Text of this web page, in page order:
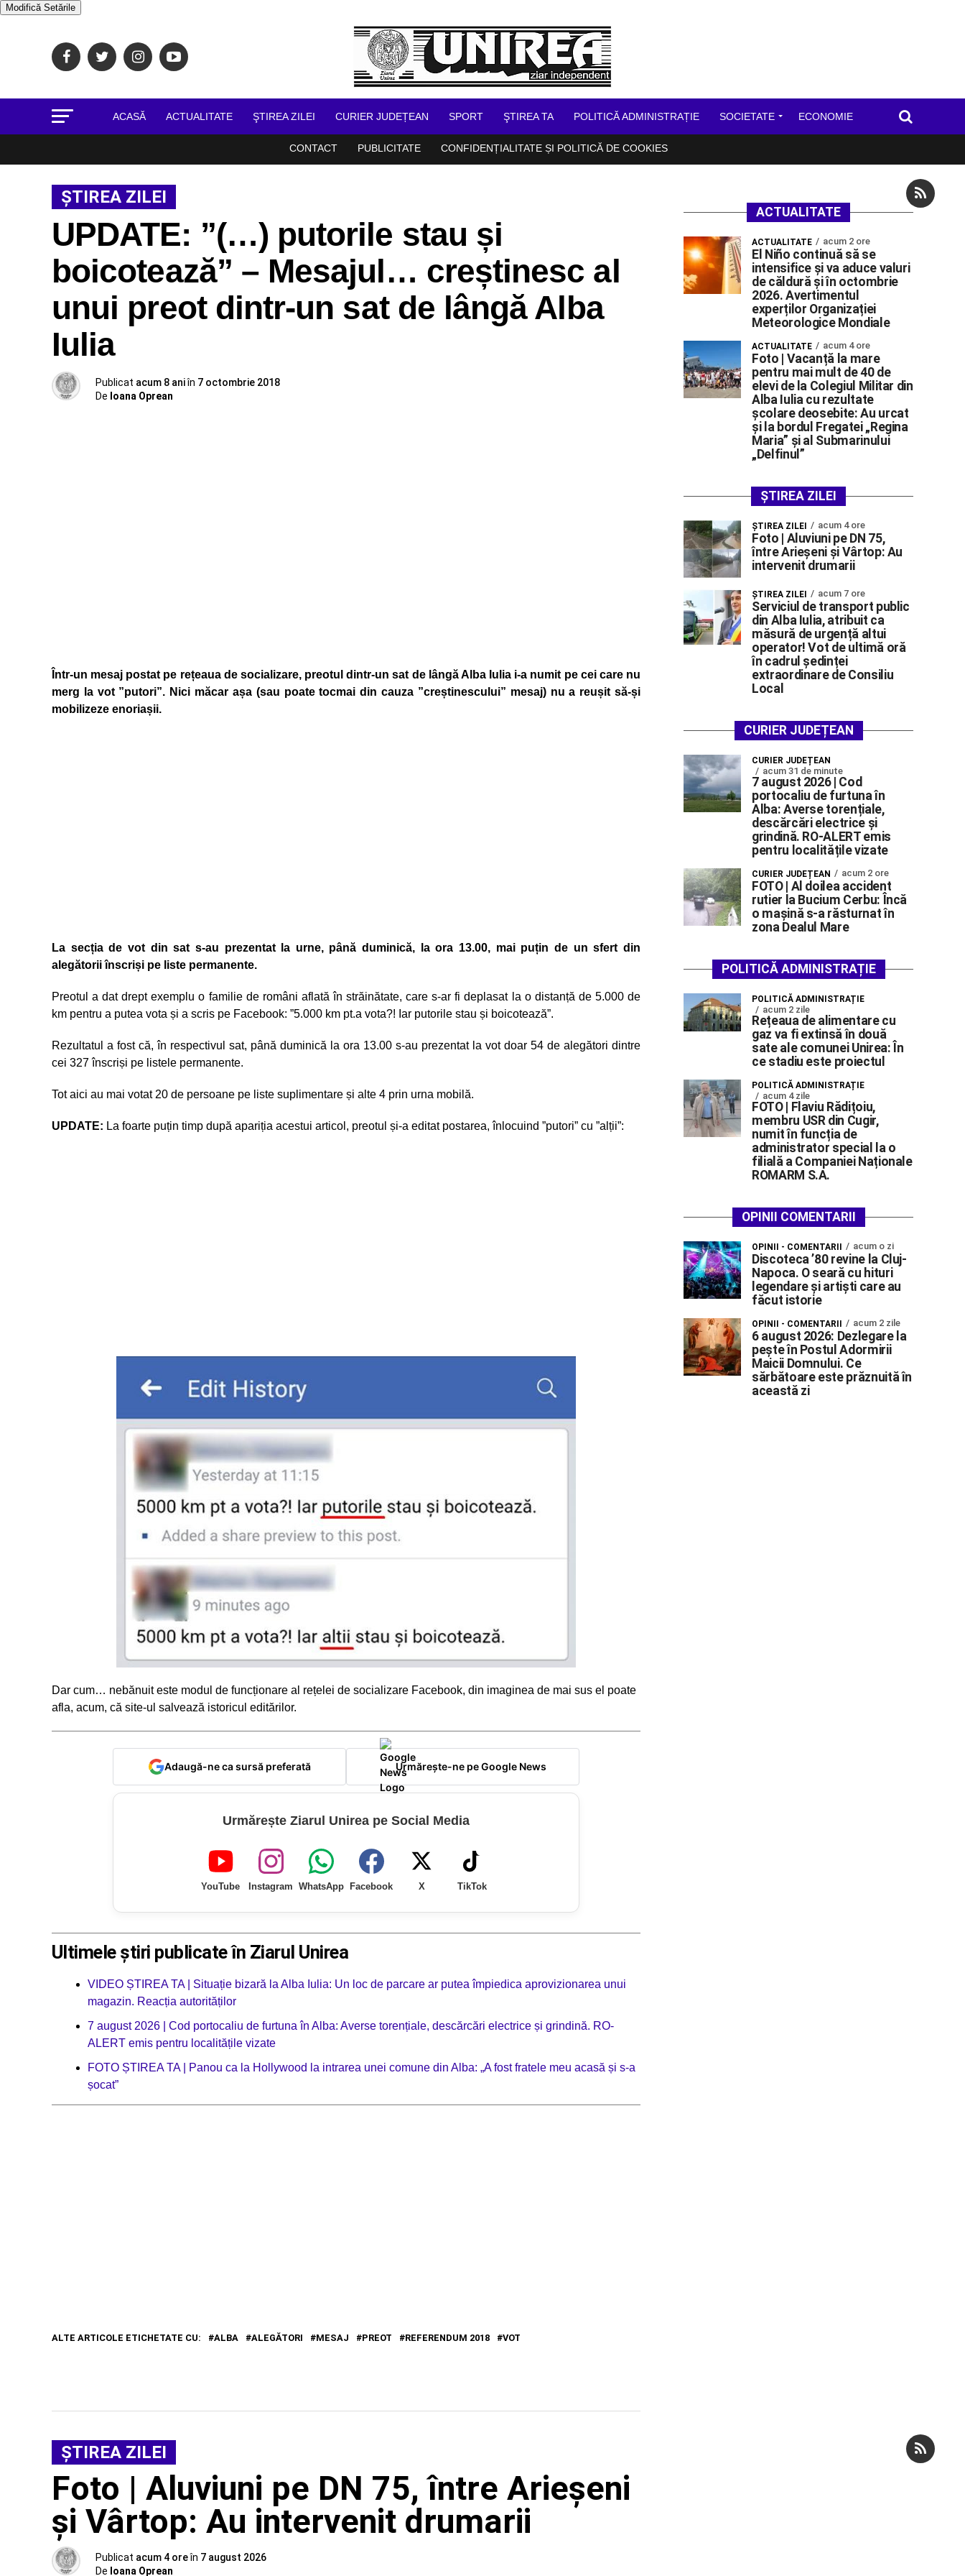
Modifică Setările
ACASĂ ACTUALITATE ŞTIREA ZILEI CURIER JUDEȚEAN SPORT ŞTIREA TA POLITICĂ ADMINISTRAȚIE SOCIETATE ECONOMIE
CONTACT PUBLICITATE CONFIDENȚIALITATE ȘI POLITICĂ DE COOKIES
ŞTIREA ZILEI
UPDATE: ”(…) putorile stau și
boicotează” – Mesajul… creștinesc al
unui preot dintr-un sat de lângă Alba
Iulia
Publicat acum 8 aniîn 7 octombrie 2018
De Ioana Oprean
Într-un mesaj postat pe rețeaua de socializare, preotul dintr-un sat de lângă Alba Iulia i-a numit pe cei care nu
merg la vot ”putori”. Nici măcar așa (sau poate tocmai din cauza ”creștinescului” mesaj) nu a reușit să-și
mobilizeze enoriașii.
La secția de vot din sat s-au prezentat la urne, până duminică, la ora 13.00, mai puțin de un sfert din
alegătorii înscriși pe liste permanente.
Preotul a dat drept exemplu o familie de români aflată în străinătate, care s-ar fi deplasat la o distanță de 5.000 de
km pentru a putea vota și a scris pe Facebook: ”5.000 km pt.a vota?! Iar putorile stau și boicotează”.
Rezultatul a fost că, în respectivul sat, până duminică la ora 13.00 s-au prezentat la vot doar 54 de alegători dintre
cei 327 înscriși pe listele permanente.
Tot aici au mai votat 20 de persoane pe liste suplimentare și alte 4 prin urna mobilă.
UPDATE: La foarte puțin timp după apariția acestui articol, preotul și-a editat postarea, înlocuind ”putori” cu ”alții”:
Dar cum… nebănuit este modul de funcționare al rețelei de socializare Facebook, din imaginea de mai sus el poate
afla, acum, că site-ul salvează istoricul editărilor.
Adaugă-ne ca sursă preferată Urmărește-ne pe Google News
Urmărește Ziarul Unirea pe Social Media
YouTube Instagram WhatsApp Facebook X TikTok
Ultimele știri publicate în Ziarul Unirea
VIDEO ȘTIREA TA | Situație bizară la Alba Iulia: Un loc de parcare ar putea împiedica aprovizionarea unui
magazin. Reacția autorităților
7 august 2026 | Cod portocaliu de furtuna în Alba: Averse torențiale, descărcări electrice și grindină. RO-
ALERT emis pentru localitățile vizate
FOTO ȘTIREA TA | Panou ca la Hollywood la intrarea unei comune din Alba: „A fost fratele meu acasă și s-a
șocat”
ALTE ARTICOLE ETICHETATE CU: ALBA ALEGĂTORI MESAJ PREOT REFERENDUM 2018 VOT
ŞTIREA ZILEI
Foto | Aluviuni pe DN 75, între Arieșeni
și Vârtop: Au intervenit drumarii
Publicat acum 4 oreîn 7 august 2026
De Ioana Oprean
ACTUALITATE
ACTUALITATE acum 2 ore
El Niño continuă să se
intensifice și va aduce valuri
de căldură și în octombrie
2026. Avertimentul
experților Organizației
Meteorologice Mondiale
ACTUALITATE acum 4 ore
Foto | Vacanță la mare
pentru mai mult de 40 de
elevi de la Colegiul Militar din
Alba Iulia cu rezultate
școlare deosebite: Au urcat
și la bordul Fregatei „Regina
Maria” și al Submarinului
„Delfinul”
ȘTIREA ZILEI
ŞTIREA ZILEI acum 4 ore
Foto | Aluviuni pe DN 75,
între Arieșeni și Vârtop: Au
intervenit drumarii
ŞTIREA ZILEI acum 7 ore
Serviciul de transport public
din Alba Iulia, atribuit ca
măsură de urgență altui
operator! Vot de ultimă oră
în cadrul ședinței
extraordinare de Consiliu
Local
CURIER JUDEȚEAN
CURIER JUDEȚEAN
acum 31 de minute
7 august 2026 | Cod
portocaliu de furtuna în
Alba: Averse torențiale,
descărcări electrice și
grindină. RO-ALERT emis
pentru localitățile vizate
CURIER JUDEȚEAN acum 2 ore
FOTO | Al doilea accident
rutier la Bucium Cerbu: Încă
o mașină s-a răsturnat în
zona Dealul Mare
POLITICĂ ADMINISTRAȚIE
POLITICĂ ADMINISTRAȚIE
acum 2 zile
Rețeaua de alimentare cu
gaz va fi extinsă în două
sate ale comunei Unirea: În
ce stadiu este proiectul
POLITICĂ ADMINISTRAȚIE
acum 4 zile
FOTO | Flaviu Rădițoiu,
membru USR din Cugir,
numit în funcția de
administrator special la o
filială a Companiei Naționale
ROMARM S.A.
OPINII COMENTARII
OPINII - COMENTARII acum o zi
Discoteca ’80 revine la Cluj-
Napoca. O seară cu hituri
legendare și artiști care au
făcut istorie
OPINII - COMENTARII acum 2 zile
6 august 2026: Dezlegare la
pește în Postul Adormirii
Maicii Domnului. Ce
sărbătoare este prăznuită în
această zi